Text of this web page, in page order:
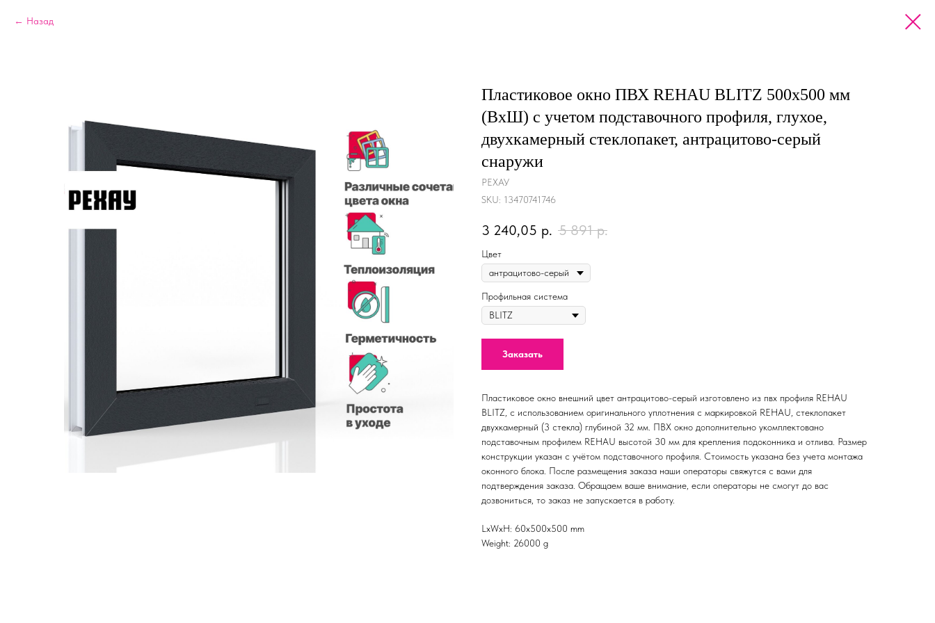
Назад
Пластиковое окно ПВХ REHAU BLITZ 500х500 мм
(ВхШ) с учетом подставочного профиля, глухое,
двухкамерный стеклопакет, антрацитово-серый
снаружи
РЕХАУ
SKU: 13470741746
3 240,05 р. 5 891 р.
Цвет
Профильная система
Заказать
Пластиковое окно внешний цвет антрацитово-серый изготовлено из пвх профиля REHAU
BLITZ, с использованием оригинального уплотнения с маркировкой REHAU, стеклопакет
двухкамерный (3 стекла) глубиной 32 мм. ПВХ окно дополнительно укомплектовано
подставочным профилем REHAU высотой 30 мм для крепления подоконника и отлива. Размер
конструкции указан c учётом подставочного профиля. Стоимость указана без учета монтажа
оконного блока. После размещения заказа наши операторы свяжутся с вами для
подтверждения заказа. Обращаем ваше внимание, если операторы не смогут до вас
дозвониться, то заказ не запускается в работу.
LxWxH: 60x500x500 mm
Weight: 26000 g